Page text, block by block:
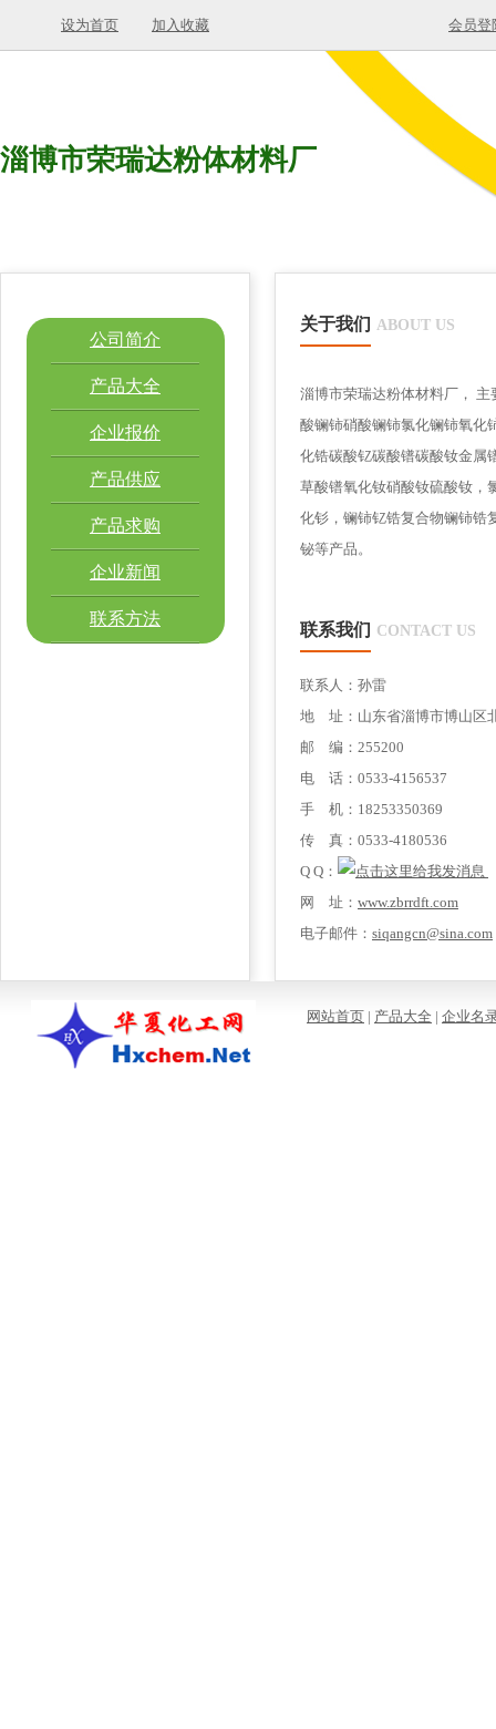
设为首页 加入收藏 会员登
淄博市荣瑞达粉体材料厂
公司简介
产品大全
企业报价
产品供应
产品求购
企业新闻
联系方法
关于我们 ABOUT US
淄博市荣瑞达粉体材料厂，
酸镧铈硝酸镧铈氯化镧铈氧化
化锆碳酸钇碳酸镨碳酸钕金属
草酸镨氧化钕硝酸钕硫酸钕，
化钐，镧铈钇锆复合物镧铈锆
铋等产品。
联系我们 CONTACT US
联系人：孙雷
地 址：山东省淄博市博山区
邮 编：255200
电 话：0533-4156537
手 机：18253350369
传 真：0533-4180536
Q Q：
网 址： www.zbrrdft.com
电子邮件： siqangcn@sina.com
网站首页 | 产品大全 | 企业名